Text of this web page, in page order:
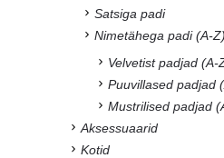
Satsiga padi
Nimetähega padi (A-Z)
Velvetist padjad (A-
Puuvillased padjad
Mustrilised padjad
Aksessuaarid
Kotid